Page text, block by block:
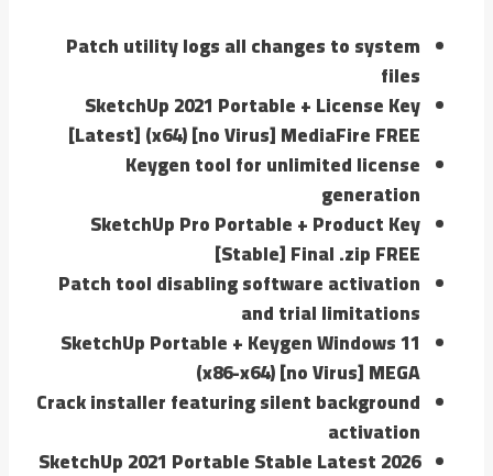
Patch utility logs all changes to system
files
SketchUp 2021 Portable + License Key
[Latest] (x64) [no Virus] MediaFire FREE
Keygen tool for unlimited license
generation
SketchUp Pro Portable + Product Key
[Stable] Final .zip FREE
Patch tool disabling software activation
and trial limitations
SketchUp Portable + Keygen Windows 11
(x86-x64) [no Virus] MEGA
Crack installer featuring silent background
activation
SketchUp 2021 Portable Stable Latest 2026